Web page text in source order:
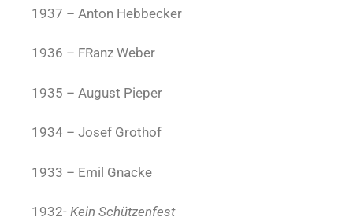
1937 – Anton Hebbecker
1936 – FRanz Weber
1935 – August Pieper
1934 – Josef Grothof
1933 – Emil Gnacke
1932- Kein Schützenfest